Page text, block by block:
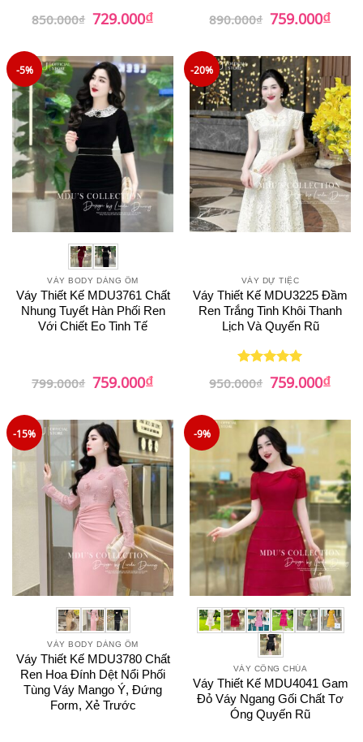
Được xếp
hạng
55
850.000₫ Giá
gốc
729.000₫Giá
hiện
729.000₫.
890.000₫ Giá
gốc
759.000₫Giá
hiện
-5%
VÁY BODY DÁNG ÔM
Váy Thiết Kế MDU3761 Chất
Nhung Tuyết Hàn Phối Ren
Với Chiết Eo Tinh Tế
799.000₫ Giá
gốc
759.000₫Giá
hiện
759.000₫.
-20%
VÁY DỰ TIỆC
Váy Thiết Kế MDU3225 Đầm
Ren Trắng Tinh Khôi Thanh
Lịch Và Quyến Rũ
Được xếp
hạng
55
950.000₫ Giá
gốc
759.000₫Giá
hiện
-15%
VÁY BODY DÁNG ÔM
Váy Thiết Kế MDU3780 Chất
Ren Hoa Đính Dệt Nổi Phối
Tùng Váy Mango Ý, Đứng
Form, Xẻ Trước
-9%
VÁY CÔNG CHÚA
Váy Thiết Kế MDU4041 Gam
Đỏ Váy Ngang Gối Chất Tơ
Óng Quyến Rũ